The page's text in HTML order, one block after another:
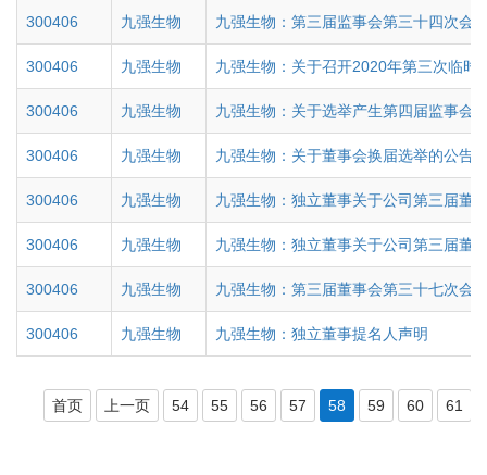
300406 九强生物 九强生物：第三届监事会第三十四次会
300406 九强生物 九强生物：关于召开2020年第三次临时
300406 九强生物 九强生物：关于选举产生第四届监事会
300406 九强生物 九强生物：关于董事会换届选举的公告
300406 九强生物 九强生物：独立董事关于公司第三届董
300406 九强生物 九强生物：独立董事关于公司第三届董
300406 九强生物 九强生物：第三届董事会第三十七次会
300406 九强生物 九强生物：独立董事提名人声明
首页 上一页 54 55 56 57 58 59 60 61